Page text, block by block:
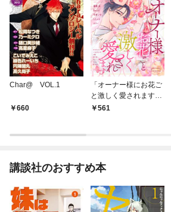
Char@ VOL.1
660
「オーナー様にお花ご
と激しく愛されます」
ブルームバースアンソ
561
講談社のおすすめ本